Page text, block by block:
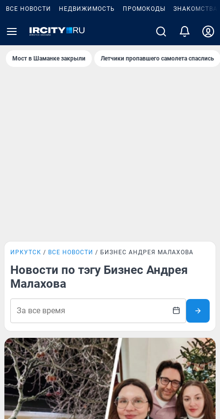
ВСЕ НОВОСТИ НЕДВИЖИМОСТЬ ПРОМОКОДЫ ЗНАКОМСТВА
Мост в Шаманке закрыли Летчики пропавшего самолета спаслись
ИРКУТСК ВСЕ НОВОСТИ БИЗНЕС АНДРЕЯ МАЛАХОВА
Новости по тэгу Бизнес Андрея
Малахова